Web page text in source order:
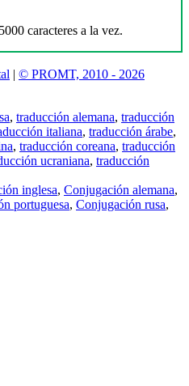
caracteres a la vez.
| © PROMT, 2010 - 2026
, traducción alemana, traducción
italiana, traducción árabe,
, traducción coreana, traducción
ucraniana, traducción
inglesa, Conjugación alemana,
portuguesa, Conjugación rusa,